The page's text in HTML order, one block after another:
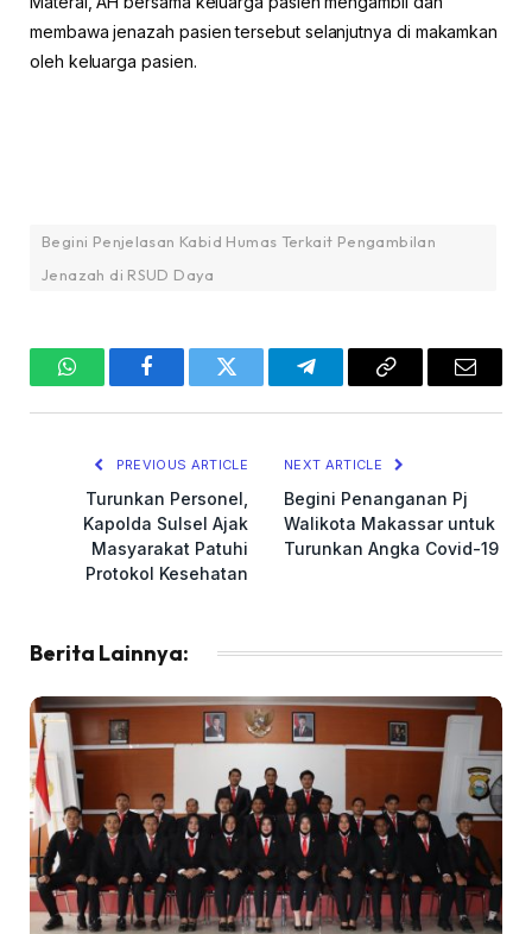
membawa jenazah pasien tersebut selanjutnya di makamkan
oleh keluarga pasien.
Begini Penjelasan Kabid Humas Terkait Pengambilan
Jenazah di RSUD Daya
WhatsAppFacebookTwitter TelegramCopy
Email
PREVIOUS ARTICLE
Turunkan Personel,
Kapolda Sulsel Ajak
Masyarakat Patuhi
Protokol Kesehatan
NEXT ARTICLE
Begini Penanganan Pj
Walikota Makassar untuk
Turunkan Angka Covid-19
Berita Lainnya: